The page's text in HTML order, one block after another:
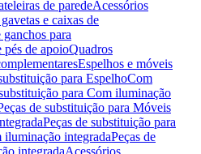
de paredeAcessórios
e caixas de
ganchos para
pés de apoioQuadros
Espelhos e móveis
para EspelhoCom
para Com iluminação
de substituição para Móveis
Peças de substituição para
iluminação integradaPeças de
integradaAcessórios